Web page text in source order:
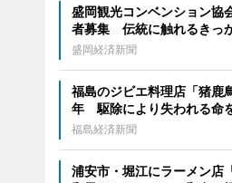
盛岡観光コンベンション協
者募集 伝統に触れるきっ
盛岡経済新聞
福島のジビエ料理店「猪鹿
年 駆除により失われる命
福島経済新聞
浦安市・堀江にラーメン店